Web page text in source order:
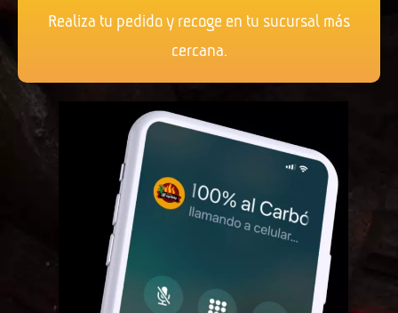
Realiza tu pedido y recoge en tu sucursal más
cercana.